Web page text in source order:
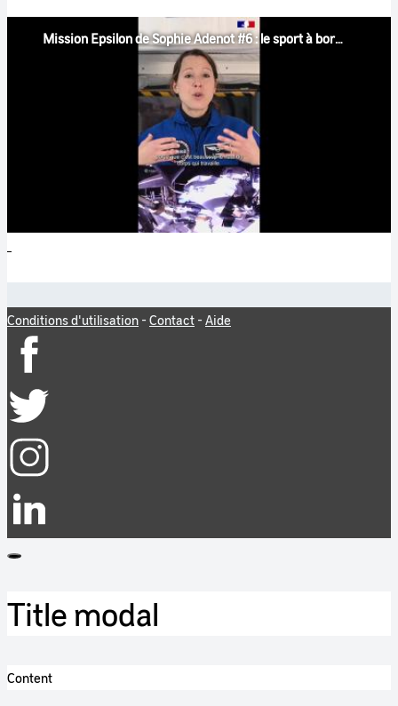
Mission Epsilon de Sophie Adenot #6 : le sport à bord de l'ISS
Conditions d'utilisation - Contact - Aide
Title modal
Content